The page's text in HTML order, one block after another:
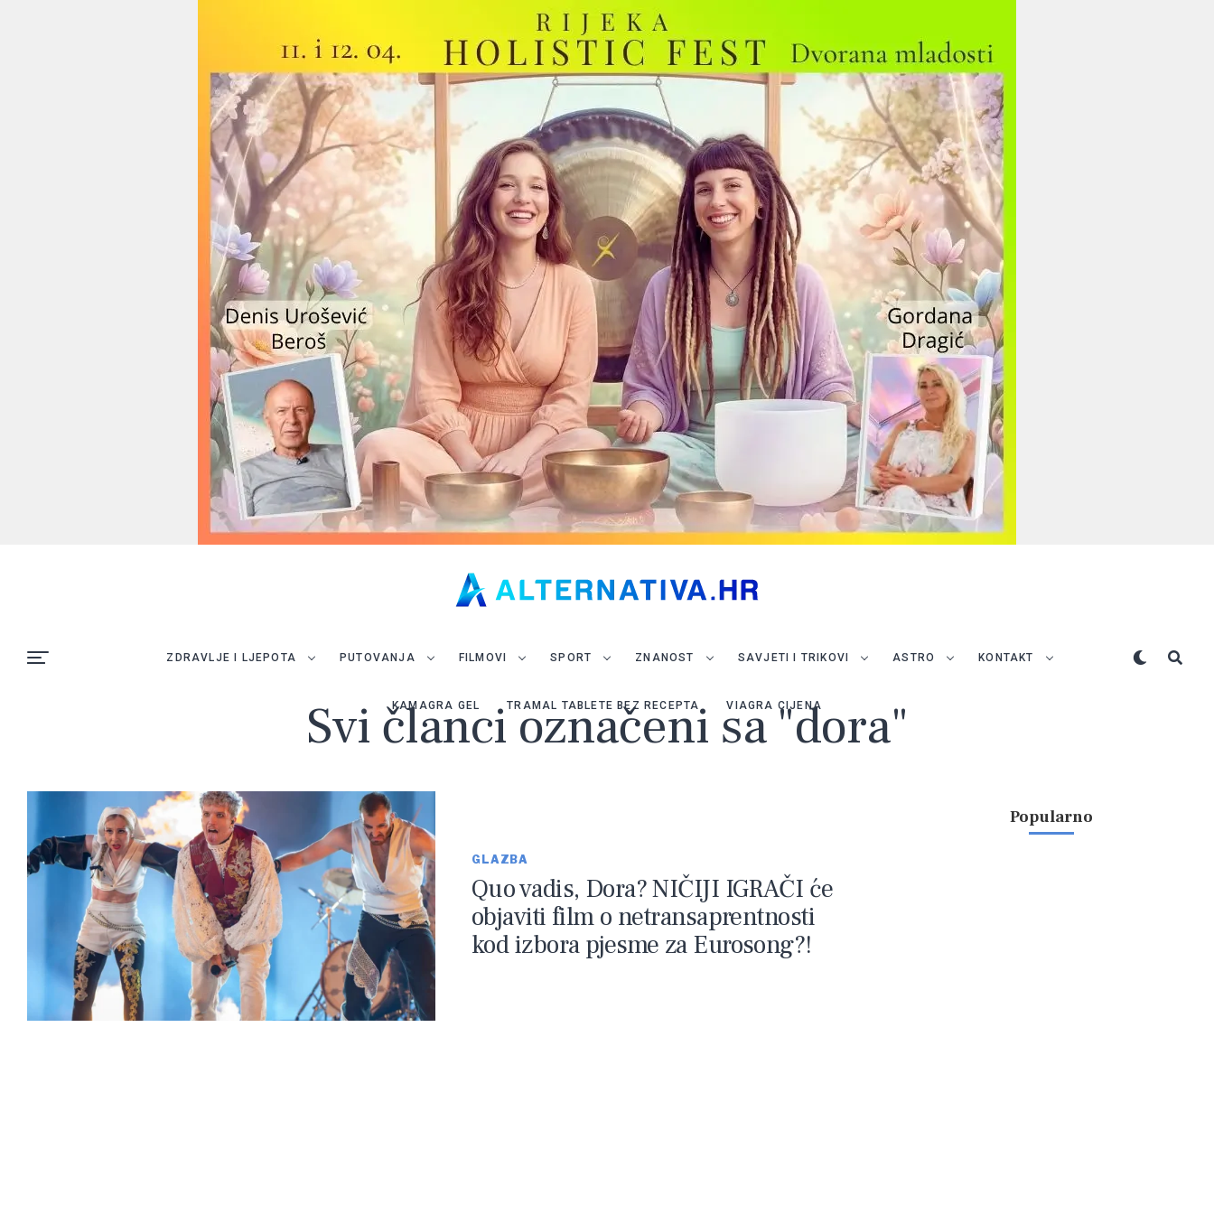
ZDRAVLJE I LJEPOTA PUTOVANJA FILMOVI SPORT ZNANOST SAVJETI I TRIKOVI ASTRO KONTAKT
KAMAGRA GEL TRAMAL TABLETE BEZ RECEPTA VIAGRA CIJENA
Svi članci označeni sa "dora"
GLAZBA
Quo vadis, Dora? NIČIJI IGRAČI će
objaviti film o netransaprentnosti
kod izbora pjesme za Eurosong?!
Popularno